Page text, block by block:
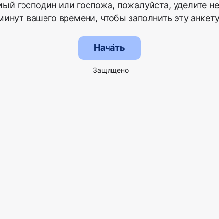
господин или госпожа, пожалуйста, уделите
вашего времени, чтобы заполнить эту
Нача́ть
Защищено